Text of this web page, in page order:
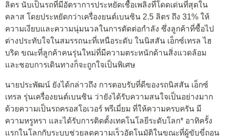
ลิตร นับเป็นรถที่มีอัตราการประหยัดเชื้อเพลิงที่โดดเด่นที่สุดใน
คลาส โดยประหยัดกว่าเครื่องยนต์เบนซิน 2.5 ลิตร ถึง 31% ให้
ความเงียบและความนุ่มนวลในการตัดต่อกำลัง ซึ่งลูกค้าที่ซื้อไป
ต่างประทับใจในสมรรถนะที่เหนือระดับ ในนิสสัน เอ็กซ์เทรล ไฮ
บริด ขณะที่ลูกค้าคนรุ่นใหม่ที่มีความตระหนักด้านสิ่งแวดล้อม
และชอบการเดินทางก็จะถูกใจเป็นพิเศษ
นายประพัฒน์ ยังได้กล่าวถึง การตอบรับที่ดีของรถนิสสัน เอ็กซ์
เทรล รุ่นเครื่องยนต์เบนซิน ว่ายังได้รับความสนใจเป็นอย่างมาก
ด้วยความเป็นรถครอสโอเวอร์ พรีเมี่ยม ที่ให้ความครบครัน มี
ความหรูหรา และได้รับการติดตั้งเทคโนโลยีระดับโลก* อาทิครั้ง
แรกในโลกกับระบบช่วยลดความเร็วอัตโนมัติในขณะที่ผู้ขับขี่ถอน